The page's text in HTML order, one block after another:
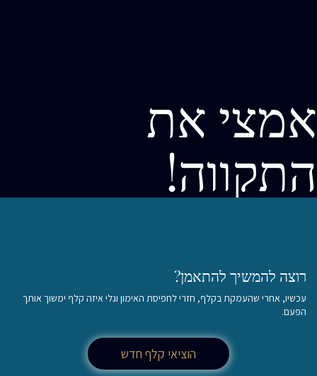
אמצי את
התקווה!
רוצה להמשיך להתאמן?
עכשיו, אחרי שהעמקת בקלף, חזרי לחפיסת האימון וגלי איזה קלף ימשוך אותך
הפעם.
הוציאי קלף חדש